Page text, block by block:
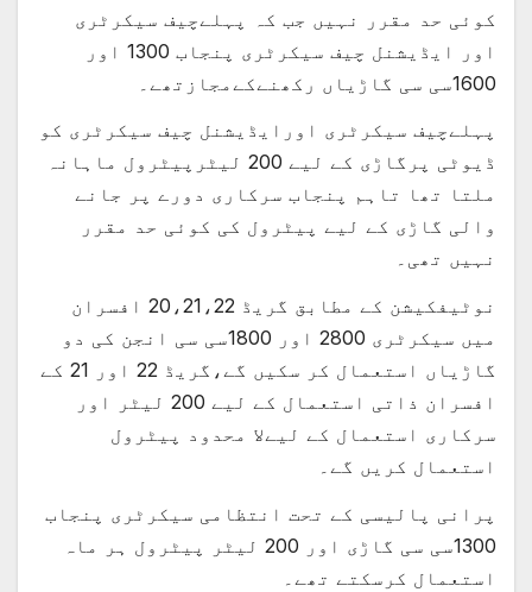
کوئی حد مقرر نہیں جب کہ پہلےچیف سیکرٹری
اور ایڈیشنل چیف سیکرٹری پنجاب 1300 اور
1600سی سی گاڑیاں رکھنےکےمجازتھے۔
پہلےچیف سیکرٹری اورایڈیشنل چیف سیکرٹری کو
ڈیوٹی پرگاڑی کے لیے 200 لیٹرپیٹرول ماہانہ
ملتا تھا تاہم پنجاب سرکاری دورے پر جانے
والی گاڑی کے لیے پیٹرول کی کوئی حد مقرر
نہیں تھی۔
نوٹیفکیشن کے مطابق گریڈ 20،21،22 افسران
میں سیکرٹری 2800 اور 1800سی سی انجن کی دو
گاڑیاں استعمال کر سکیں گے،گریڈ 22 اور 21 کے
افسران ذاتی استعمال کے لیے 200 لیٹر اور
سرکاری استعمال کے لیےلا محدود پیٹرول
استعمال کریں گے۔
پرانی پالیسی کے تحت انتظامی سیکرٹری پنجاب
1300سی سی گاڑی اور 200 لیٹر پیٹرول ہر ماہ
استعمال کرسکتے تھے۔